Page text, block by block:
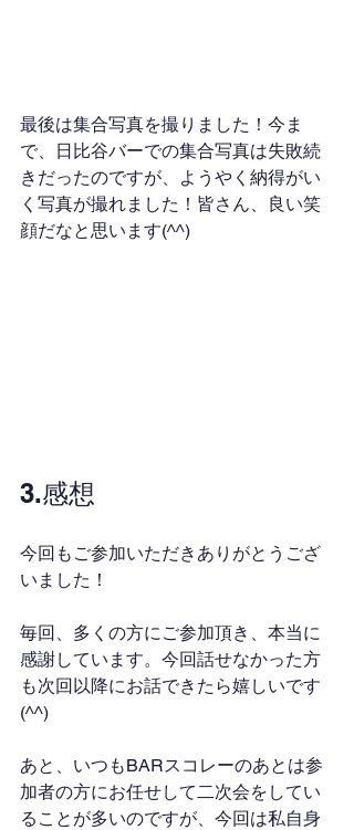
最後は集合写真を撮りました！今ま
で、日比谷バーでの集合写真は失敗続
きだったのですが、ようやく納得がい
く写真が撮れました！皆さん、良い笑
顔だなと思います(^^)
3.感想
今回もご参加いただきありがとうござ
いました！
毎回、多くの方にご参加頂き、本当に
感謝しています。今回話せなかった方
も次回以降にお話できたら嬉しいです
(^^)
あと、いつもBARスコレーのあとは参
加者の方にお任せして二次会をしてい
ることが多いのですが、今回は私自身